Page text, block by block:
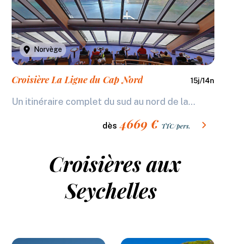
Norvège
Croisière La Ligne du Cap Nord 15j/14n
Un itinéraire complet du sud au nord de la...
dès 4669 € TTC/pers.
Croisières aux
Seychelles